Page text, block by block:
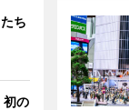
ち
初の